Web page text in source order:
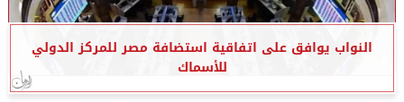
النواب يوافق على اتفاقية استضافة مصر للمركز الدولي
للأسماك